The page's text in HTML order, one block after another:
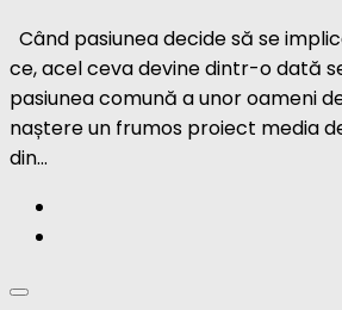
Când pasiunea decide să se
ce, acel ceva devine dintr-o dată
pasiunea comună a unor oameni
naștere un frumos proiect media
din...